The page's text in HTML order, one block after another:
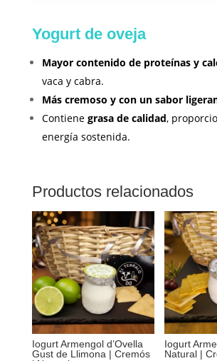
Yogurt de oveja
Mayor contenido de proteínas y
vaca y cabra.
Más cremoso y con un sabor
Contiene grasa de calidad,
energía sostenida.
Productos relacionados
Iogurt Armengol d’Ovella
Gust de Llimona | Cremós
Iogurt
Natural |